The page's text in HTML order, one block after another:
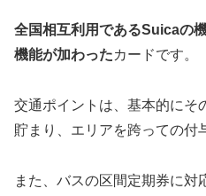
全国相互利用であるSuicaの
機能が加わったカードです。
交通ポイントは、基本的にそ
貯まり、エリアを跨っての付
また、バスの区間定期券に対